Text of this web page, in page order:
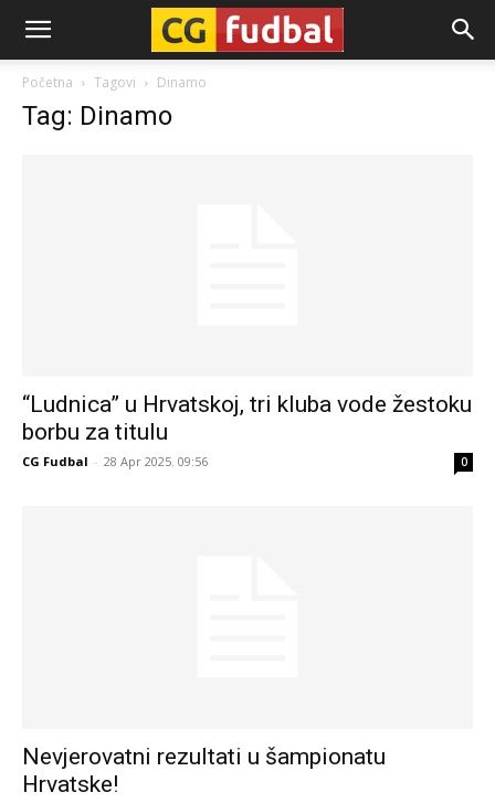
CG-
Fudbal
Početna Tagovi Dinamo
Tag: Dinamo
“Ludnica” u Hrvatskoj, tri kluba vode žestoku
borbu za titulu
CG Fudbal - 28 Apr 2025. 09:56 0
Nevjerovatni rezultati u šampionatu
Hrvatske!